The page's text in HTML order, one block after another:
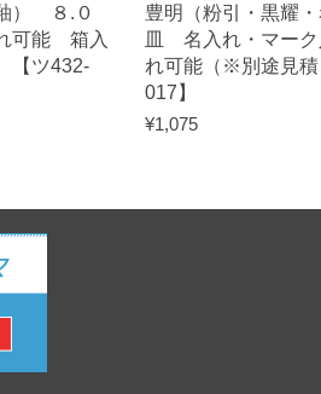
） ８.０
可能 箱入
【ツ432-
豊明（粉引・黒耀
皿 名入れ・マー
れ可能（※別途見
017】
¥1,075